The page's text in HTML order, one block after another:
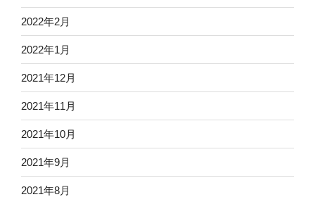
2022年2月
2022年1月
2021年12月
2021年11月
2021年10月
2021年9月
2021年8月